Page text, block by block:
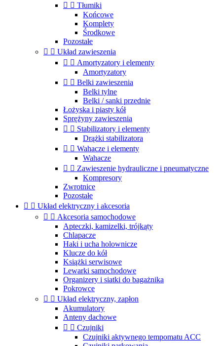
  Tłumiki
Końcowe
Komplety
Środkowe
Pozostałe
  Układ zawieszenia
  Amortyzatory i elementy
Amortyzatory
  Belki zawieszenia
Belki tylne
Belki / sanki przednie
Łożyska i piasty kół
Sprężyny zawieszenia
  Stabilizatory i elementy
Drążki stabilizatora
  Wahacze i elementy
Wahacze
  Zawieszenie hydrauliczne i pneumatyczne
Kompresory
Zwrotnice
Pozostałe
  Układ elektryczny i akcesoria
  Akcesoria samochodowe
Apteczki, kamizelki, trójkąty
Chlapacze
Haki i ucha holownicze
Klucze do kół
Książki serwisowe
Lewarki samochodowe
Organizery i siatki do bagażnika
Pokrowce
  Układ elektryczny, zapłon
Akumulatory
Anteny dachowe
  Czujniki
Czujniki aktywnego tempomatu ACC